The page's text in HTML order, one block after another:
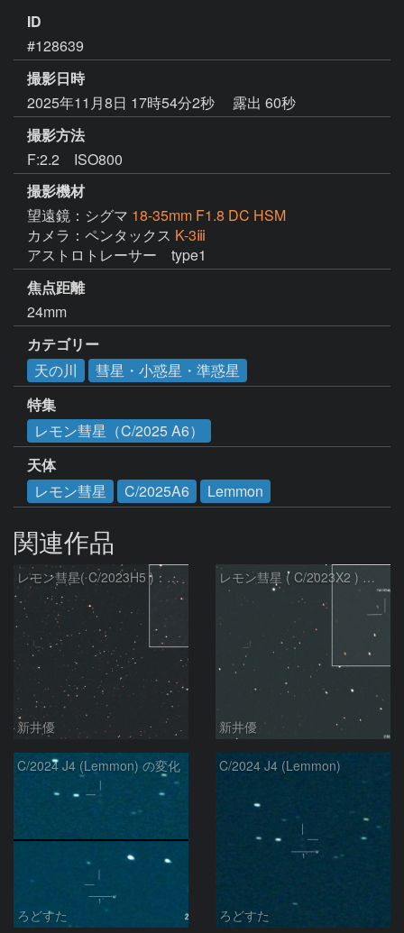
ID
#128639
撮影日時
2025年11月8日 17時54分2秒
露出 60秒
撮影方法
F:2.2 ISO800
撮影機材
望遠鏡：シグマ 18-35mm F1.8 DC HSM
カメラ：ペンタックス K-3ⅲ
アストロトレーサー　type1
焦点距離
24mm
カテゴリー
天の川
彗星・小惑星・準惑星
特集
レモン彗星（C/2025 A6）
天体
レモン彗星
C/2025A6 Lemmon
関連作品
レモン彗星( C/2023H5 )：2026/05/20
新井優
レモン彗星 ( C/2023X2 ) の予報位置：2026/05/29
新井優
C/2024 J4 (Lemmon) の変化
ろどすた
C/2024 J4 (Lemmon)
ろどすた